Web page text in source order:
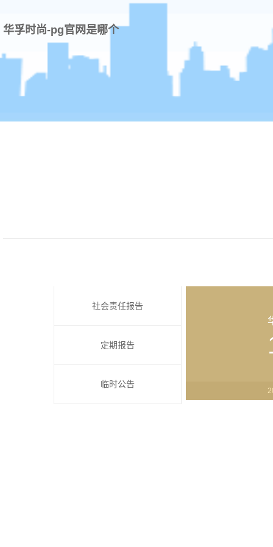
华孚时尚-pg官网是哪个
社会责任报告
定期报告
临时公告